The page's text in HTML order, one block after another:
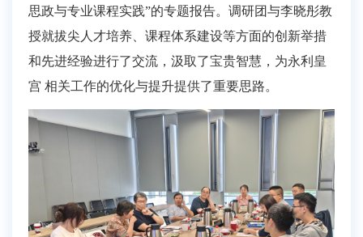
思政与专业课程实践”的专题报告。调研团与李晓彤教
授就拔尖人才培养、课程体系建设等方面的创新举措
和先进经验进行了交流，汲取了宝贵智慧，为永利皇
宫 相关工作的优化与提升提供了重要思路。